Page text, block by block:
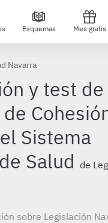
Esquemas Mes gratis
Navarra
y test de
Sistema
Salud de
sobre Legislación